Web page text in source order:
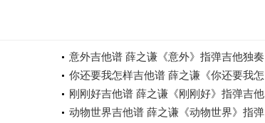
意外吉他谱 薛之谦《意外》指弹吉他独奏
你还要我怎样吉他谱 薛之谦《你还要我怎
刚刚好吉他谱 薛之谦《刚刚好》指弹吉他
动物世界吉他谱 薛之谦《动物世界》指弹